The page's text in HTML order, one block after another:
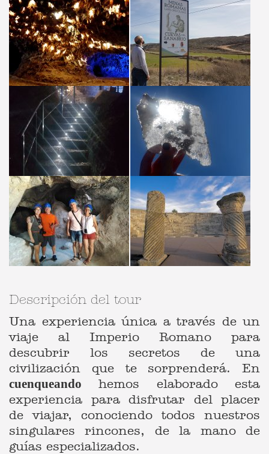
Descripción del tour
Una experiencia única a través de un
viaje al Imperio Romano para
descubrir los secretos de una
civilización que te sorprenderá. En
cuenqueando hemos elaborado esta
experiencia para disfrutar del placer
de viajar, conociendo todos nuestros
singulares rincones, de la mano de
guías especializados.